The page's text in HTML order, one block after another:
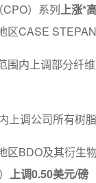
）系列上涨*
CASE
围内上调部分纤
调公司所有树脂
BDO及其衍生
上调0.50美元/磅